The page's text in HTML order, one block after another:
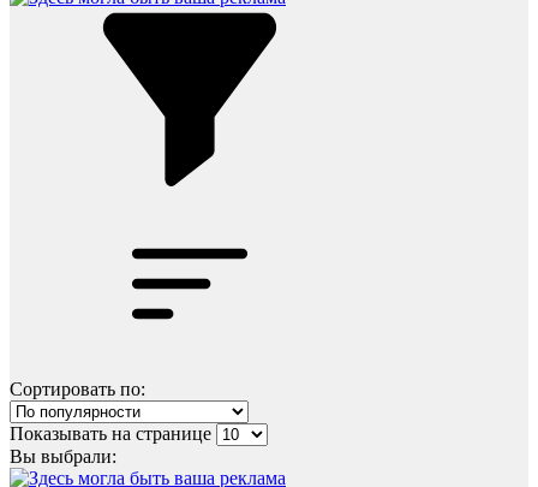
Сортировать по:
Показывать на странице
Вы выбрали: